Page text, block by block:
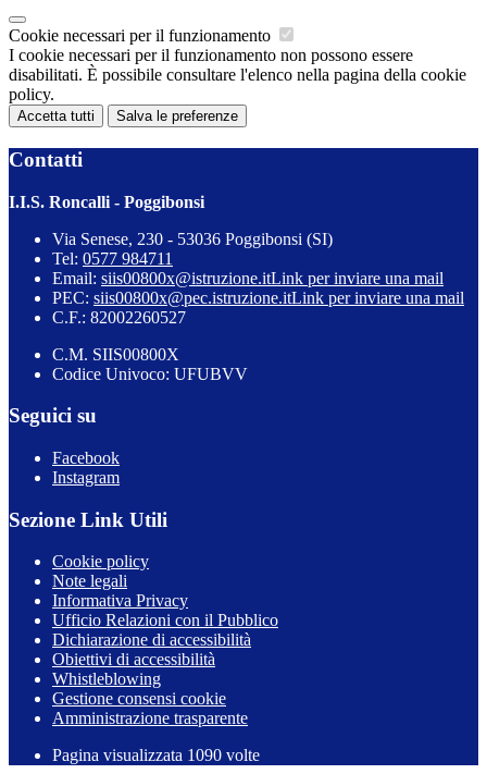
Cookie necessari per il funzionamento
I cookie necessari per il funzionamento non possono essere
disabilitati. È possibile consultare l'elenco nella pagina della cookie
policy.
Accetta tutti Salva le preferenze
Contatti
I.I.S. Roncalli - Poggibonsi
Via Senese, 230 - 53036 Poggibonsi (SI)
Tel: 0577 984711
Email: siis00800x@istruzione.itLink per inviare una mail
PEC: siis00800x@pec.istruzione.itLink per inviare una mail
C.F.: 82002260527
C.M. SIIS00800X
Codice Univoco: UFUBVV
Seguici su
Facebook
Instagram
Sezione Link Utili
Cookie policy
Note legali
Informativa Privacy
Ufficio Relazioni con il Pubblico
Dichiarazione di accessibilità
Obiettivi di accessibilità
Whistleblowing
Gestione consensi cookie
Amministrazione trasparente
Pagina visualizzata 1090 volte